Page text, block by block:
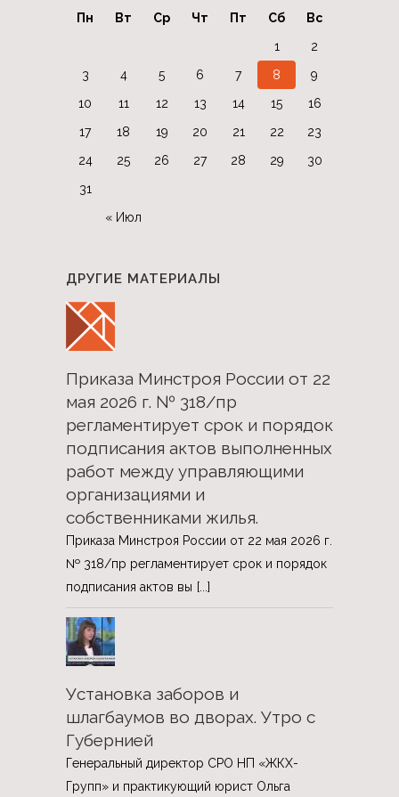
Пн Вт Ср Чт Пт Сб Вс
« Июл
1
2
3
4 5 6 7 8
9
10
11 12 13 14 15
16
17
18 19 20 21 22
23
24
25 26 27 28 29
30
31
ДРУГИЕ МАТЕРИАЛЫ
Приказа Минстроя России от 22
мая 2026 г. № 318/пр
регламентирует срок и порядок
подписания актов выполненных
работ между управляющими
организациями и
собственниками жилья.
Приказа Минстроя России от 22 мая 2026 г.
№ 318/пр регламентирует срок и порядок
подписания актов вы [...]
Установка заборов и
шлагбаумов во дворах. Утро с
Губернией
Генеральный директор СРО НП «ЖКХ-
Групп» и практикующий юрист Ольга